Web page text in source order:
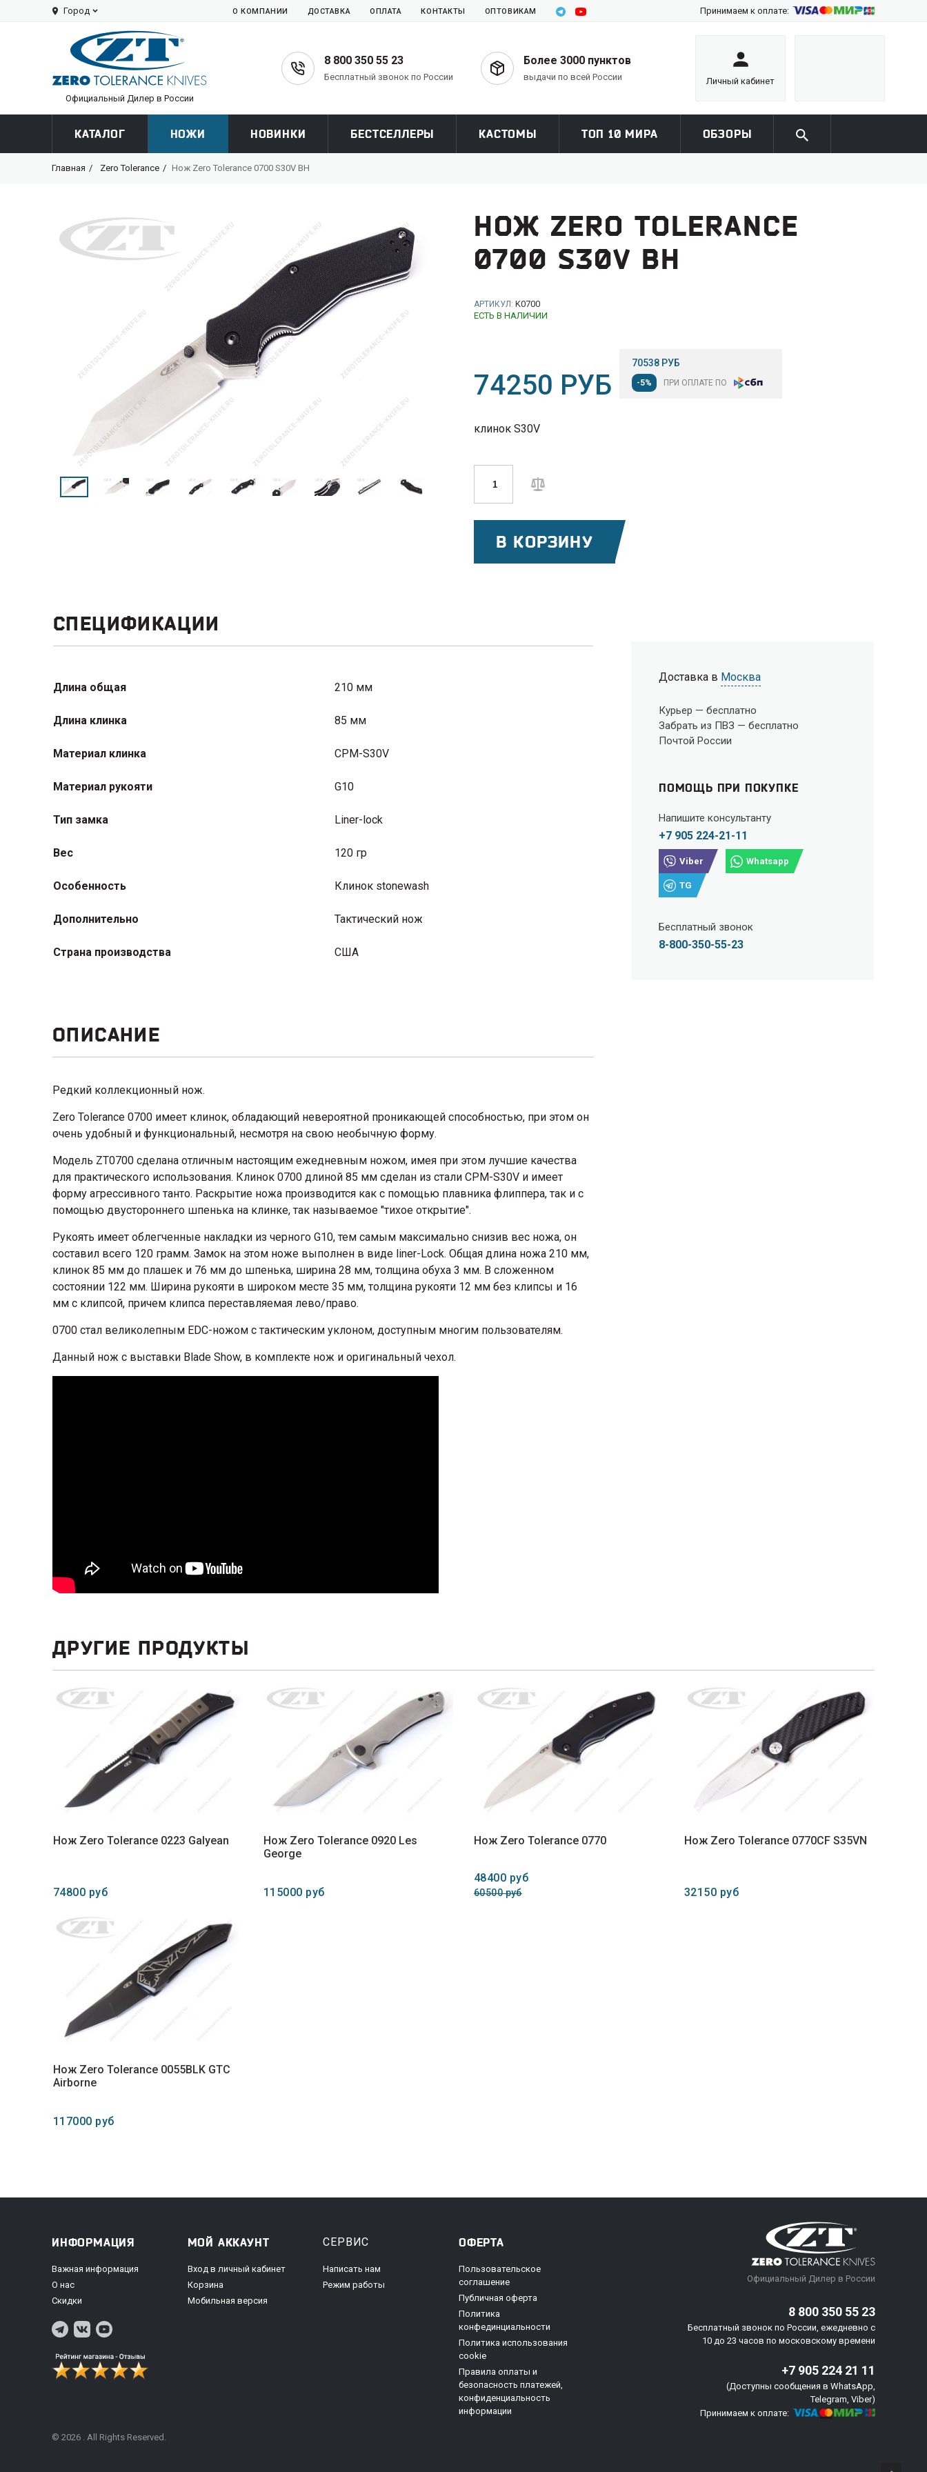
Город О КОМПАНИИ ДОСТАВКА ОПЛАТА КОНТАКТЫ ОПТОВИКАМ Принимаем к оплате:
Официальный Дилер в России
8 800 350 55 23
Бесплатный звонок по России
Более 3000 пунктов
выдачи по всей России Личный кабинет
КАТАЛОГ НОЖИ НОВИНКИ БЕСТСЕЛЛЕРЫ КАСТОМЫ ТОП 10 МИРА ОБЗОРЫ
Главная Zero Tolerance Нож Zero Tolerance 0700 S30V BH
НОЖ ZERO TOLERANCE
0700 S30V BH
АРТИКУЛ: K0700
ЕСТЬ В НАЛИЧИИ
74250 РУБ
70538 РУБ
-5% ПРИ ОПЛАТЕ ПО
клинок S30V
В КОРЗИНУ
СПЕЦИФИКАЦИИ
Длина общая 210 мм
Длина клинка 85 мм
Материал клинка CPM-S30V
Материал рукояти G10
Тип замка Liner-lock
Вес 120 гр
Особенность Клинок stonewash
Дополнительно Тактический нож
Страна производства США
Доставка в Москва
Курьер — бесплатно
Забрать из ПВЗ — бесплатно
Почтой России
ПОМОЩЬ ПРИ ПОКУПКЕ
Напишите консультанту
+7 905 224-21-11
Viber Whatsapp
TG
Бесплатный звонок
8-800-350-55-23
ОПИСАНИЕ
Редкий коллекционный нож.
Zero Tolerance 0700 имеет клинок, обладающий невероятной проникающей способностью, при этом он
очень удобный и функциональный, несмотря на свою необычную форму.
Модель ZT0700 сделана отличным настоящим ежедневным ножом, имея при этом лучшие качества
для практического использования. Клинок 0700 длиной 85 мм сделан из стали CPM-S30V и имеет
форму агрессивного танто. Раскрытие ножа производится как с помощью плавника флиппера, так и с
помощью двустороннего шпенька на клинке, так называемое "тихое открытие".
Рукоять имеет облегченные накладки из черного G10, тем самым максимально снизив вес ножа, он
составил всего 120 грамм. Замок на этом ноже выполнен в виде liner-Lock. Общая длина ножа 210 мм,
клинок 85 мм до плашек и 76 мм до шпенька, ширина 28 мм, толщина обуха 3 мм. В сложенном
состоянии 122 мм. Ширина рукояти в широком месте 35 мм, толщина рукояти 12 мм без клипсы и 16
мм с клипсой, причем клипса переставляемая лево/право.
0700 стал великолепным EDC-ножом с тактическим уклоном, доступным многим пользователям.
Данный нож с выставки Blade Show, в комплекте нож и оригинальный чехол.
ДРУГИЕ ПРОДУКТЫ
Нож Zero Tolerance 0223 Galyean
74800 руб
Нож Zero Tolerance 0920 Les
George
115000 руб
Нож Zero Tolerance 0770
48400 руб
60500 руб
Нож Zero Tolerance 0770CF S35VN
32150 руб
Нож Zero Tolerance 0055BLK GTC
Airborne
117000 руб
ИНФОРМАЦИЯ
Важная информация
О нас
Скидки
МОЙ АККАУНТ
Вход в личный кабинет
Корзина
Мобильная версия
СЕРВИС
Написать нам
Режим работы
ОФЕРТА
Пользовательское
соглашение
Публичная оферта
Политика
конфединциальности
Политика использования
cookie
Правила оплаты и
безопасность платежей,
конфиденциальность
информации
Официальный Дилер в России
8 800 350 55 23
Бесплатный звонок по России, ежедневно с
10 до 23 часов по московскому времени
+7 905 224 21 11
(Доступны сообщения в WhatsApp,
Telegram, Viber)
Принимаем к оплате:
© 2026 . All Rights Reserved.